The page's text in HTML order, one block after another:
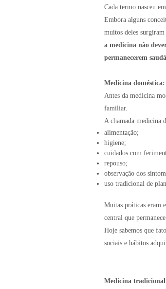
Cada termo nasceu
Embora alguns
muitos deles
a medicina não
permanecerem
Medicina doméstica:
Antes da medicina
familiar.
A chamada medicina
alimentação;
higiene;
cuidados com
repouso;
observação dos
uso tradicional de
Muitas práticas eram
central que
Hoje sabemos que
sociais e hábitos
Medicina